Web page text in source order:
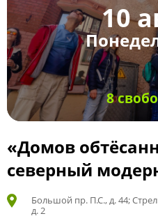
10
8
«Домов
северный
Большой пр. П.С., д. 44;
д. 2